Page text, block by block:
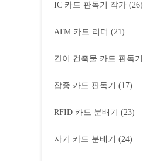
IC 카드 판독기 작가 (26)
ATM 카드 리더 (21)
간이 건축물 카드 판독기
잡종 카드 판독기 (17)
RFID 카드 분배기 (23)
자기 카드 분배기 (24)